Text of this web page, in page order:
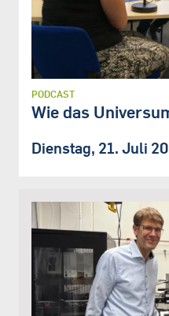
PODCAST
Wie das
Dienstag, 21. Juli